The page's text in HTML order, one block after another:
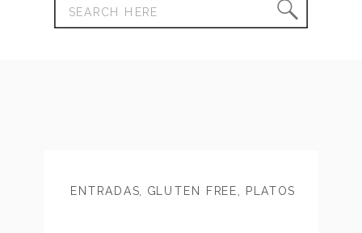
Search
for:
ENTRADAS GLUTEN FREE
PLATOS